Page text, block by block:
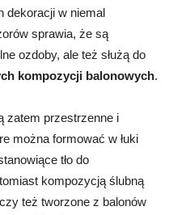
dekoracji w niemal
sprawia, że są
ozdoby, ale też służą do
kompozycji balonowych.
zatem przestrzenne i
można formować w łuki
tło do
kompozycją ślubną
czy też tworzone z balonów